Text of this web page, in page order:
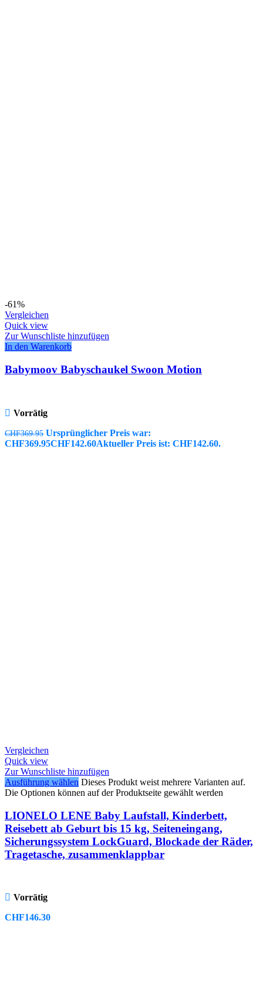
-61%
Vergleichen
Quick view
Zur Wunschliste hinzufügen
In den Warenkorb
Babymoov Babyschaukel Swoon Motion
Vorrätig
CHF369.95 Ursprünglicher Preis war:
CHF369.95CHF142.60Aktueller Preis ist: CHF142.60.
Vergleichen
Quick view
Zur Wunschliste hinzufügen
Ausführung wählen Dieses Produkt weist mehrere Varianten auf.
Die Optionen können auf der Produktseite gewählt werden
LIONELO LENE Baby Laufstall, Kinderbett,
Reisebett ab Geburt bis 15 kg, Seiteneingang,
Sicherungssystem LockGuard, Blockade der Räder,
Tragetasche, zusammenklappbar
Vorrätig
CHF146.30